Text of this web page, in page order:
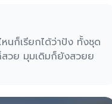
หนก็เรียกได้ว่าปัง ทั้งชุด
วย มุมเดิมก็ยังสวยย